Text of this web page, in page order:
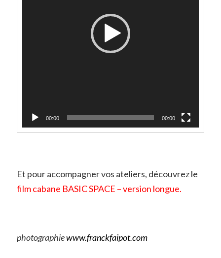
00:00 00:00
Et pour accompagner vos ateliers, découvrez le
film cabane BASIC SPACE – version longue.
photographiewww.franckfaipot.com